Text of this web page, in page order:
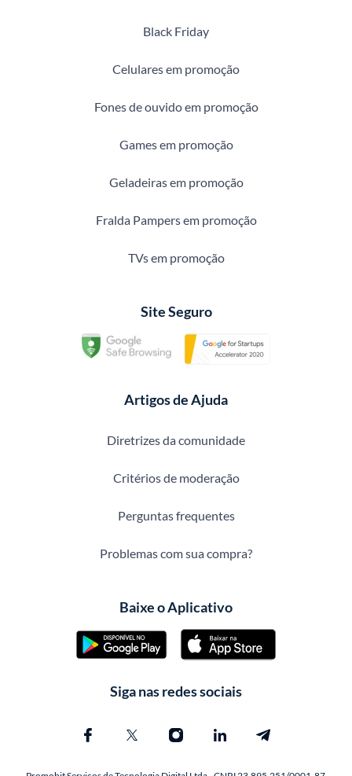
Black Friday
Celulares em promoção
Fones de ouvido em promoção
Games em promoção
Geladeiras em promoção
Fralda Pampers em promoção
TVs em promoção
Site Seguro
Artigos de Ajuda
Diretrizes da comunidade
Critérios de moderação
Perguntas frequentes
Problemas com sua compra?
Baixe o Aplicativo
Siga nas redes sociais